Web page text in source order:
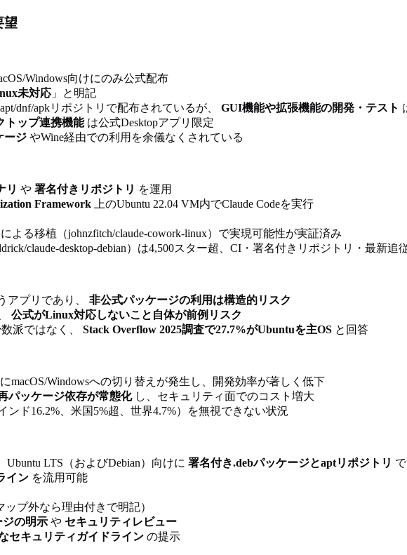
望
Windows向けにのみ公式配布
未対応 」と明記
dnf/apkリポジトリで配布されているが、 GUI機能や拡張機能の開発・テスト
トップ連携機能は公式Desktopアプリ限定
ージ やWine経由での利用を余儀なくされている
リ や 署名付きリポジトリ を運用
Framework 上のUbuntu 22.04 VM内でClaude Codeを実行
よる移植（johnzfitch/claude-cowork-linux）で実現可能性が実証済み
claude-desktop-debian）は4,500スター超、CI・署名付きリポジトリ・最新追
アプリであり、 非公式パッケージの利用は構造的リスク
公式がLinux対応しないこと自体が前例リスク
派ではなく、 Stack Overflow 2025調査で27.7%がUbuntuを主OS と回答
macOS/Windowsへの切り替えが発生し、開発効率が著しく低下
パッケージ依存が常態化し、セキュリティ面でのコスト増大
インド16.2%、米国5%超、世界4.7%）を無視できない状況
Ubuntu LTS（およびDebian）向けに 署名付き.debパッケージとaptリポジトリ
イン を流用可能
ップ外なら理由付きで明記）
ジの明示 や セキュリティレビュー
セキュリティガイドライン の提示